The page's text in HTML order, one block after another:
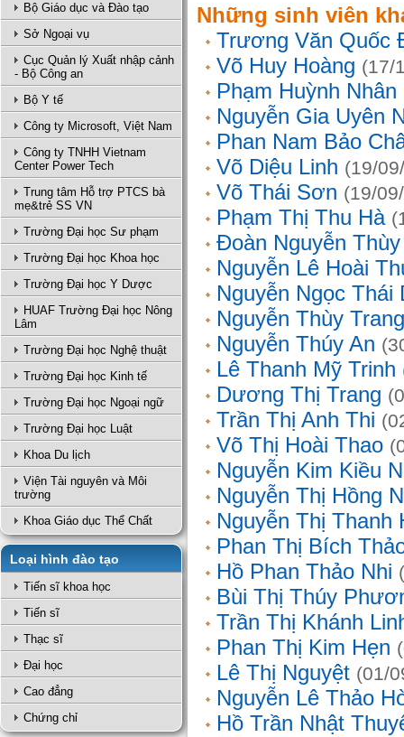
Bộ Giáo dục và Đào tạo
Sở Ngoại vụ
Cục Quản lý Xuất nhập cảnh
- Bộ Công an
Bộ Y tế
Công ty Microsoft, Việt Nam
Công ty TNHH Vietnam
Center Power Tech
Trung tâm Hỗ trợ PTCS bà
mẹ&trẻ SS VN
Trường Đại học Sư phạm
Trường Đại học Khoa học
Trường Đại học Y Dược
HUAF Trường Đại học Nông
Lâm
Trường Đại học Nghệ thuật
Trường Đại học Kinh tế
Trường Đại học Ngoại ngữ
Trường Đại học Luật
Khoa Du lịch
Viện Tài nguyên và Môi
trường
Khoa Giáo dục Thể Chất
Loại hình đào tạo
Tiến sĩ khoa học
Tiến sĩ
Thạc sĩ
Đại học
Cao đẳng
Chứng chỉ
Những sinh viên
Trương Văn Quốc
Võ Huy Hoàng (17/
Phạm Huỳnh Nhân
Nguyễn Gia Uyên
Phan Nam Bảo
Võ Diệu Linh (19/
Võ Thái Sơn (19/
Phạm Thị Thu Hà
Đoàn Nguyễn
Nguyễn Lê Hoài
Nguyễn Ngọc Thái
Nguyễn Thùy Trang
Nguyễn Thúy An
Lê Thanh Mỹ Trinh
Dương Thị Trang
Trần Thị Anh Thi
Võ Thị Hoài Thao
Nguyễn Kim Kiều
Nguyễn Thị Hồng
Nguyễn Thị Thanh
Phan Thị Bích
Hồ Phan Thảo Nhi
Bùi Thị Thúy
Trần Thị Khánh
Phan Thị Kim Hẹn
Lê Thị Nguyệt (01/
Nguyễn Lê Thảo
Hồ Trần Nhật